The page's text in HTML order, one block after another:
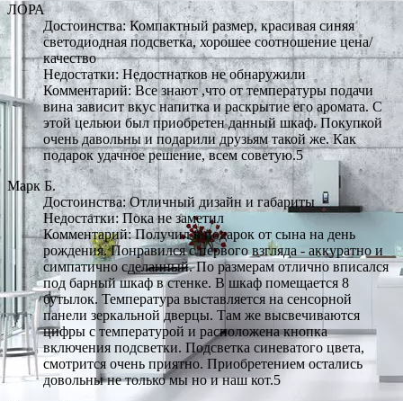
ЛОРА
Достоинства: Компактный размер, красивая синяя
светодиодная подсветка, хорошее соотношение цена/
качество
Недостатки: Недостнатков не обнаружили
Комментарий: Все знают ,что от температуры подачи
вина зависит вкус напитка и раскрытие его аромата. С
этой цельюи был приобретен данный шкаф. Покупкой
очень давольны и подарили друзьям такой же. Как
подарок удачное решение, всем советую.5
Марк Б.
Достоинства: Отличный дизайн и габариты
Недостатки: Пока не заметил
Комментарий: Получил в подарок от сына на день
рождения. Понравился с первого взгляда - аккуратно и
симпатично сделанный. По размерам отлично вписался
под барный шкаф в стенке. В шкаф помещается 8
бутылок. Температура выставляется на сенсорной
панели зеркальной дверцы. Там же высвечиваются
цифры с температурой и расположена кнопка
включения подсветки. Подсветка синеватого цвета,
смотрится очень приятно. Приобретением остались
довольны не только мы но и наш кот.5